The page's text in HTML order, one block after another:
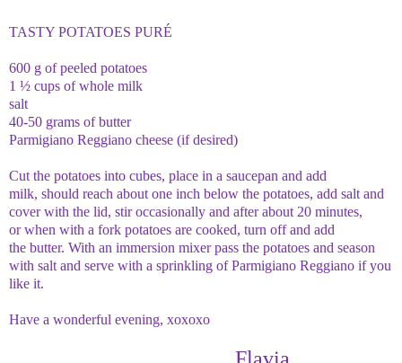
TASTY POTATOES PURÉ
600 g of peeled potatoes
1 ½ cups of whole milk
salt
40-50 grams of butter
Parmigiano Reggiano cheese (if desired)
Cut the potatoes into cubes, place in a saucepan and add
milk, should reach about one inch below the potatoes, add salt and
cover with the lid, stir occasionally and after about 20 minutes,
or when with a fork potatoes are cooked, turn off and add
the butter. With an immersion mixer pass the potatoes and season
with salt and serve with a sprinkling of Parmigiano Reggiano if you
like it.
Have a wonderful evening, xoxoxo